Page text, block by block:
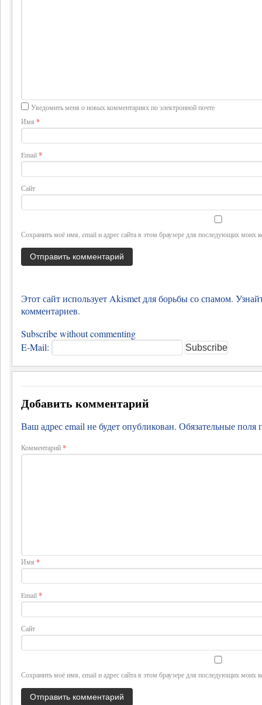
Уведомить меня о новых комментариях по электронной почте
Имя *
Email*
Сайт
Сохранить моё имя, email и адрес сайта в этом браузере для последующих моих
Этот сайт использует Akismet для борьбы со спамом.
комментариев.
Subscribe without commenting
E-Mail:
Добавить комментарий
Ваш адрес email не будет опубликован. Обязательные
Комментарий*
Имя *
Email*
Сайт
Сохранить моё имя, email и адрес сайта в этом браузере для последующих моих